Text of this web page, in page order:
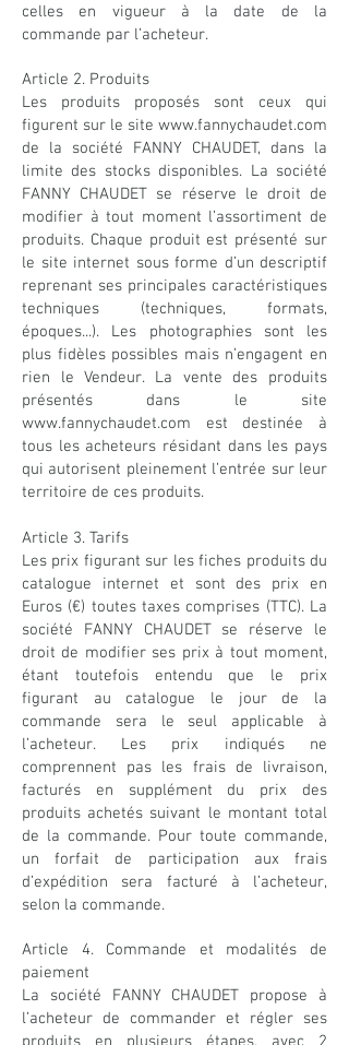
celles en vigueur à la date de la
commande par l’acheteur.
Article 2. Produits
Les produits proposés sont ceux qui
figurent sur le site www.fannychaudet.com
de la société FANNY CHAUDET, dans la
limite des stocks disponibles. La société
FANNY CHAUDET se réserve le droit de
modifier à tout moment l’assortiment de
produits. Chaque produit est présenté sur
le site internet sous forme d’un descriptif
reprenant ses principales caractéristiques
techniques (techniques, formats,
époques...). Les photographies sont les
plus fidèles possibles mais n’engagent en
rien le Vendeur. La vente des produits
présentés dans le site
www.fannychaudet.com est destinée à
tous les acheteurs résidant dans les pays
qui autorisent pleinement l’entrée sur leur
territoire de ces produits.
Article 3. Tarifs
Les prix figurant sur les fiches produits du
catalogue internet et sont des prix en
Euros (€) toutes taxes comprises (TTC). La
société FANNY CHAUDET se réserve le
droit de modifier ses prix à tout moment,
étant toutefois entendu que le prix
figurant au catalogue le jour de la
commande sera le seul applicable à
l’acheteur. Les prix indiqués ne
comprennent pas les frais de livraison,
facturés en supplément du prix des
produits achetés suivant le montant total
de la commande. Pour toute commande,
un forfait de participation aux frais
d’expédition sera facturé à l’acheteur,
selon la commande.
Article 4. Commande et modalités de
paiement
La société FANNY CHAUDET propose à
l’acheteur de commander et régler ses